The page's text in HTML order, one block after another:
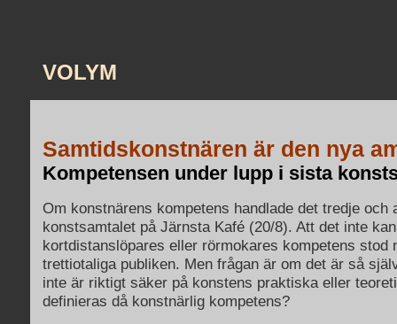
VOLYM
Samtidskonstnären är den nya
Kompetensen under lupp i sista
Om konstnärens kompetens handlade det tredje och
konstsamtalet på Järnsta Kafé (20/8). Att det inte
kortdistanslöpares eller rörmokares kompetens stod
trettiotaliga publiken. Men frågan är om det är så
inte är riktigt säker på konstens praktiska eller
definieras då konstnärlig kompetens?